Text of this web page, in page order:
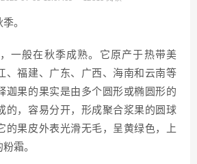
。
一般在秋季成熟。它原产于热带美
、福建、广东、广西、海南和云南等
迦果的果实是由多个圆形或椭圆形的
的，容易分开，形成聚合浆果的圆球
的果皮外表光滑无毛，呈黄绿色，上
霜。